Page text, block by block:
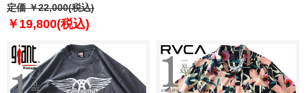
ジャケット Journey Hooded
Zip-Up Puffer Jacket USA直輸
定価 ￥22,000(税込)
￥19,800(税込)